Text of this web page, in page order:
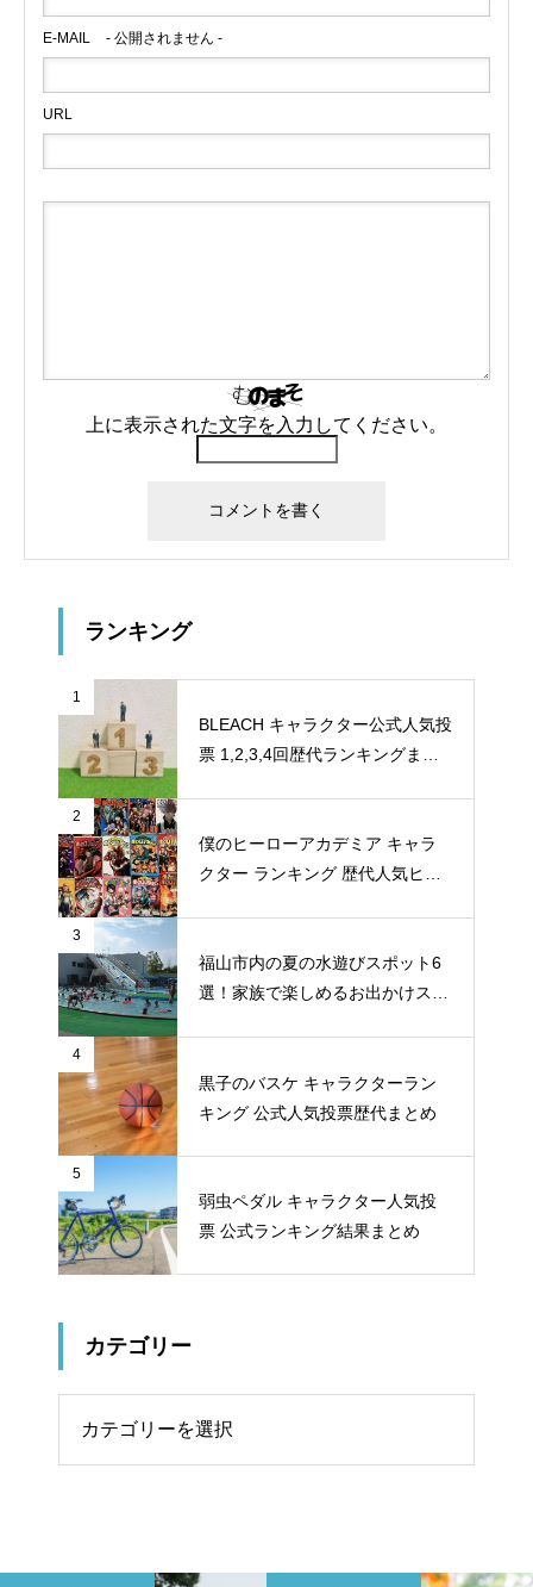
E-MAIL - 公開されません -
URL
上に表示された文字を入力してください。
ランキング
1
BLEACH キャラクター公式人気投
票 1,2,3,4回歴代ランキングまと
2
僕のヒーローアカデミア キャラ
クター ランキング 歴代人気ヒー
3
福山市内の夏の水遊びスポット6
選！家族で楽しめるお出かけスポ
4
黒子のバスケ キャラクターラン
キング 公式人気投票歴代まとめ
5
弱虫ペダル キャラクター人気投
票 公式ランキング結果まとめ
カテゴリー